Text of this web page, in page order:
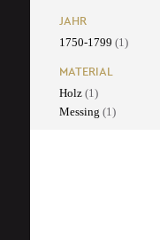
JAHR
1750-1799 (1)
MATERIAL
Holz (1)
Messing (1)